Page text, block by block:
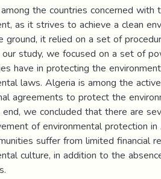
the countries concerned with
as it strives to achieve a clean
ground, it relied on a set of
our study, we focused on a set of
have in protecting the
laws. Algeria is among the
agreements to protect the
we concluded that there are
of environmental protection
suffer from limited financial
culture, in addition to the